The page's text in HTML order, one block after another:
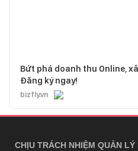
Bứt phá doanh thu Online,
Đăng ký ngay!
bizfly.vn
CHỊU TRÁCH NHIỆM QUẢN LÝ